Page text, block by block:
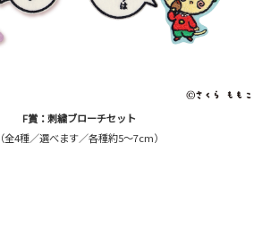
F賞：刺繍ブローチセット
（全4種／選べます／各種約5～7cm）